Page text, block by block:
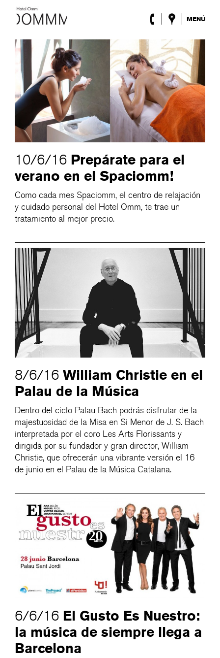
MENÚ
El Hotel
Habitaciones
Roca Barcelona
Spa
Terraza
Lobby & Club
Eventos
Promociones
Blog
10/6/16 Prepárate para el
verano en el Spaciomm!
Como cada mes Spaciomm, el centro de relajación
y cuidado personal del Hotel Omm, te trae un
tratamiento al mejor precio.
8/6/16 William Christie en el
Palau de la Música
Dentro del ciclo Palau Bach podrás disfrutar de la
majestuosidad de la Misa en Si Menor de J. S. Bach
interpretada por el coro Les Arts Florissants y
dirigida por su fundador y gran director, William
Christie, que ofrecerán una vibrante versión el 16
de junio en el Palau de la Música Catalana.
6/6/16 El Gusto Es Nuestro:
la música de siempre llega a
Barcelona